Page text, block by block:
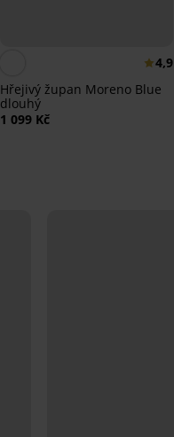
4,9
Hřejivý župan Moreno Blue
dlouhý
1 099 Kč